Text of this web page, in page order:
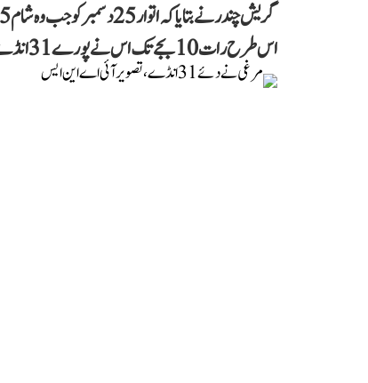
اس طرح رات 10 بجے تک اس نے پورے 31 انڈے دے ڈالے۔ یہ دیکھ کر وہ بہت حیران ہو گئے۔